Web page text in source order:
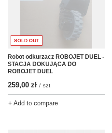
SOLD OUT
Robot odkurzacz ROBOJET DUEL -
STACJA DOKUJĄCA DO
ROBOJET DUEL
259,00 zł / szt.
+ Add to compare